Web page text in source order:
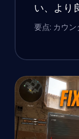
い、より
要点: カウ